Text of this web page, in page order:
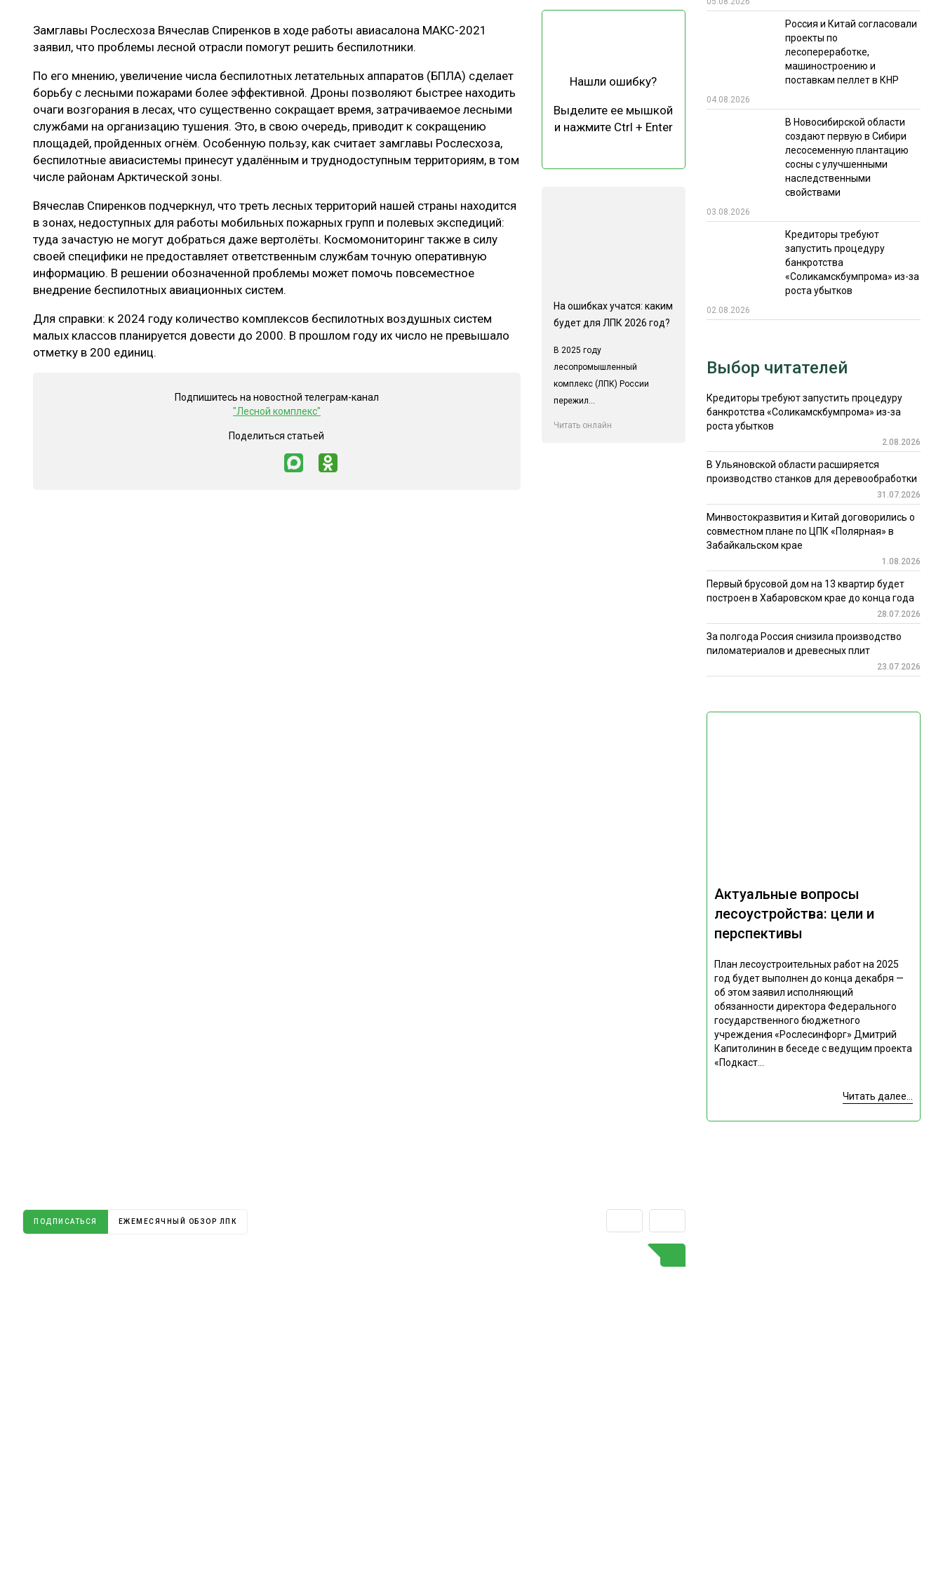
ЛОГИСТИКА МЕБЕЛЬНОЕ ПРОИЗВОДСТВО ТЕХНОЛОГИИ
ЭКСПЕРТНОЕ МНЕНИЕ
КАЛЕНДАРЬ ВЫСТАВОК ИТОГИ МЕРОПРИЯТИЙ
Замглавы Рослесхоза Вячеслав Спиренков в ходе работы авиасалона МАКС-2021
заявил, что проблемы лесной отрасли помогут решить беспилотники.
По его мнению, увеличение числа беспилотных летательных аппаратов (БПЛА) сделает
борьбу с лесными пожарами более эффективной. Дроны позволяют быстрее находить
очаги возгорания в лесах, что существенно сокращает время, затрачиваемое лесными
службами на организацию тушения. Это, в свою очередь, приводит к сокращению
площадей, пройденных огнём. Особенную пользу, как считает замглавы Рослесхоза,
беспилотные авиасистемы принесут удалённым и труднодоступным территориям, в том
числе районам Арктической зоны.
Вячеслав Спиренков подчеркнул, что треть лесных территорий нашей страны находится
в зонах, недоступных для работы мобильных пожарных групп и полевых экспедиций:
туда зачастую не могут добраться даже вертолёты. Космомониторинг также в силу
своей специфики не предоставляет ответственным службам точную оперативную
информацию. В решении обозначенной проблемы может помочь повсеместное
внедрение беспилотных авиационных систем.
Для справки: к 2024 году количество комплексов беспилотных воздушных систем
малых классов планируется довести до 2000. В прошлом году их число не превышало
отметку в 200 единиц.
Подпишитесь на новостной телеграм-канал
"Лесной комплекс"
Поделиться статьей
Нашли ошибку?
Выделите ее мышкой
и нажмите Ctrl + Enter
На ошибках учатся: каким
будет для ЛПК 2026 год?
В 2025 году
лесопромышленный
комплекс (ЛПК) России
пережил...
Читать онлайн
Россия и Китай согласовали
проекты по
лесопереработке,
машиностроению и
поставкам пеллет в КНР
04.08.2026
В Новосибирской области
создают первую в Сибири
лесосеменную плантацию
сосны с улучшенными
наследственными
свойствами
03.08.2026
Кредиторы требуют
запустить процедуру
банкротства
«Соликамскбумпрома» из-за
роста убытков
02.08.2026
Актуальные вопросы
лесоустройства: цели и
перспективы
План лесоустроительных работ на 2025
год будет выполнен до конца декабря —
об этом заявил исполняющий
обязанности директора Федерального
государственного бюджетного
учреждения «Рослесинфорг» Дмитрий
Капитолинин в беседе с ведущим проекта
«Подкаст...
Читать далее...
ПОДПИСАТЬСЯ ЕЖЕМЕСЯЧНЫЙ ОБЗОР ЛПК
Выбор читателей
Кредиторы требуют запустить процедуру
банкротства «Соликамскбумпрома» из-за
роста убытков
2.08.2026
В Ульяновской области расширяется
производство станков для деревообработки
31.07.2026
Минвостокразвития и Китай договорились о
совместном плане по ЦПК «Полярная» в
Забайкальском крае
1.08.2026
Первый брусовой дом на 13 квартир будет
построен в Хабаровском крае до конца года
28.07.2026
За полгода Россия снизила производство
пиломатериалов и древесных плит
23.07.2026